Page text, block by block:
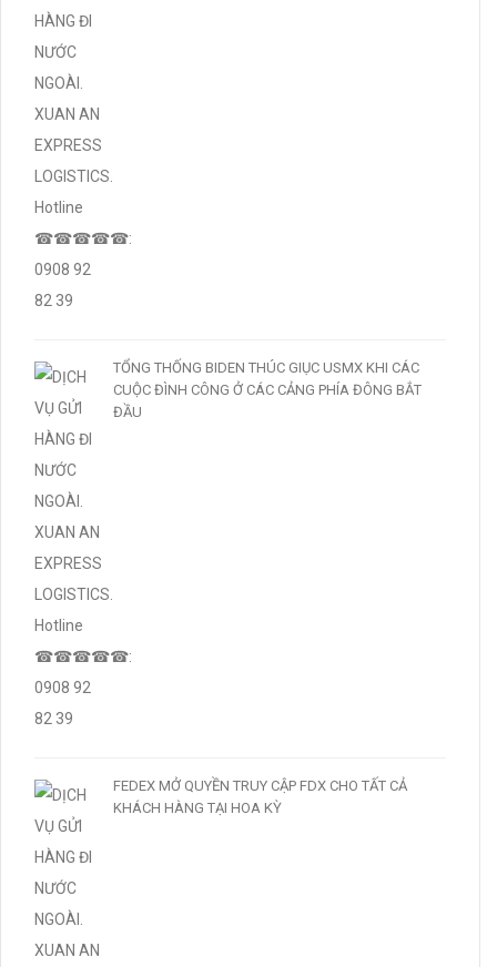
TỔNG THỐNG BIDEN THÚC GIỤC USMX KHI CÁC
CUỘC ĐÌNH CÔNG Ở CÁC CẢNG PHÍA ĐÔNG BẮT
ĐẦU
FEDEX MỞ QUYỀN TRUY CẬP FDX CHO TẤT CẢ
KHÁCH HÀNG TẠI HOA KỲ